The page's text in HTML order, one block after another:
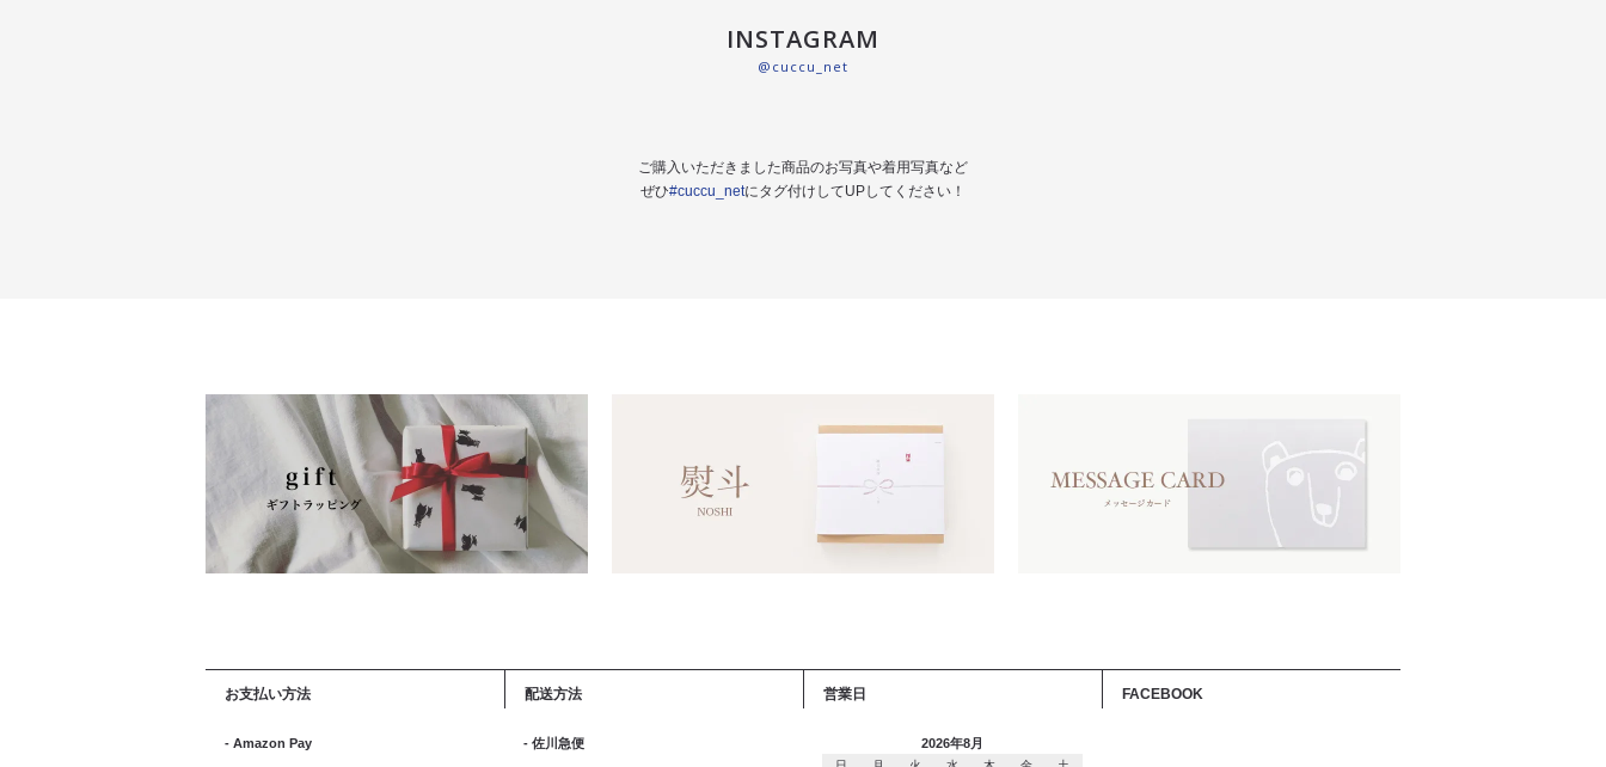
INSTAGRAM
@cuccu_net
ご購入いただきました商品のお写真や着用写真など
ぜひ#cuccu_netにタグ付けしてUPしてください！
お支払い方法
- Amazon Pay
配送方法
- 佐川急便
営業日
2026年8月
FACEBOOK